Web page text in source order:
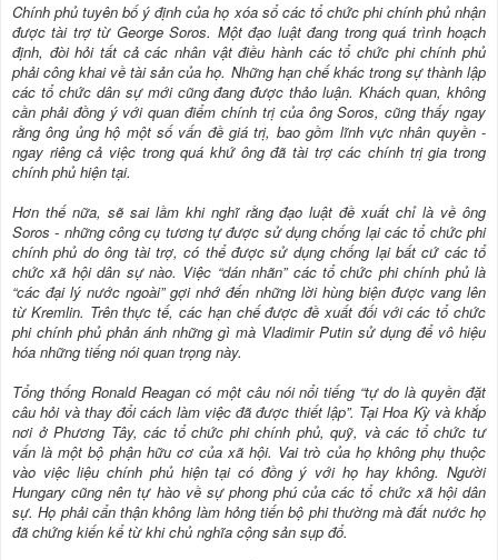
Chính phủ tuyên bố ý định của họ xóa sổ các tổ chức phi chính phủ nhận
được tài trợ từ George Soros. Một đạo luật đang trong quá trình hoạch
định, đòi hỏi tất cả các nhân vật điều hành các tổ chức phi chính phủ
phải công khai về tài sản của họ. Những hạn chế khác trong sự thành lập
các tổ chức dân sự mới cũng đang được thảo luận. Khách quan, không
cần phải đồng ý với quan điểm chính trị của ông Soros, cũng thấy ngay
rằng ông ủng hộ một số vấn đề giá trị, bao gồm lĩnh vực nhân quyền -
ngay riêng cả việc trong quá khứ ông đã tài trợ các chính trị gia trong
chính phủ hiện tại.
Hơn thế nữa, sẽ sai lầm khi nghĩ rằng đạo luật đề xuất chỉ là về ông
Soros - những công cụ tương tự được sử dụng chống lại các tổ chức phi
chính phủ do ông tài trợ, có thể được sử dụng chống lại bất cứ các tổ
chức xã hội dân sự nào. Việc “dán nhãn” các tổ chức phi chính phủ là
“các đại lý nước ngoài” gợi nhớ đến những lời hùng biện được vang lên
từ Kremlin. Trên thực tế, các hạn chế được đề xuất đối với các tổ chức
phi chính phủ phản ánh những gì mà Vladimir Putin sử dụng để vô hiệu
hóa những tiếng nói quan trọng này.
Tổng thống Ronald Reagan có một câu nói nổi tiếng “tự do là quyền đặt
câu hỏi và thay đổi cách làm việc đã được thiết lập”. Tại Hoa Kỳ và khắp
nơi ở Phương Tây, các tổ chức phi chính phủ, quỹ, và các tổ chức tư
vấn là một bộ phận hữu cơ của xã hội. Vai trò của họ không phụ thuộc
vào việc liệu chính phủ hiện tại có đồng ý với họ hay không. Người
Hungary cũng nên tự hào về sự phong phú của các tổ chức xã hội dân
sự. Họ phải cẩn thận không làm hỏng tiến bộ phi thường mà đất nước họ
đã chứng kiến kể từ khi chủ nghĩa cộng sản sụp đổ.